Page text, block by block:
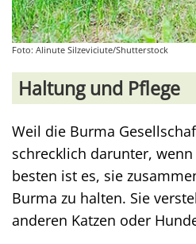
Foto: Alinute Silzeviciute/Shutterstock
Haltung und Pflege
Weil die Burma
schrecklich darunter,
besten ist es, sie
Burma zu halten. Sie
anderen Katzen oder